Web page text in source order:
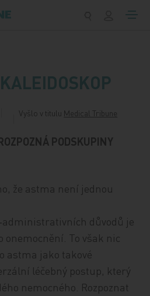
Vyšlo v titulu Medical Tribune
PODSKUPINY
že astma není jednou
důvodů je
onemocnění. To však nic
astma jako takové
léčebný postup, který
nemocného. Rozpoznat